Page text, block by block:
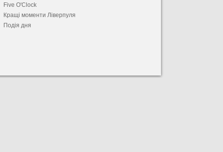
Five O'Clock
Кращі моменти Ліверпуля
Подія дня